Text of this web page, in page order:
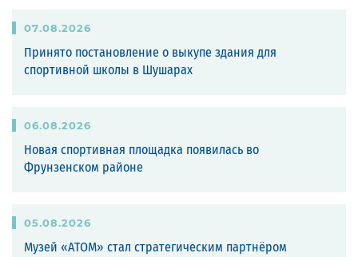
07.08.2026
Принято постановление о выкупе здания для
спортивной школы в Шушарах
06.08.2026
Новая спортивная площадка появилась во
Фрунзенском районе
05.08.2026
Музей «АТОМ» стал стратегическим партнёром